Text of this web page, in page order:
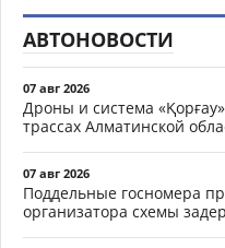
АВТОНОВОСТИ
07 авг 2026
Дроны и система
трассах Алматинской
07 авг 2026
Поддельные госномера
организатора схемы